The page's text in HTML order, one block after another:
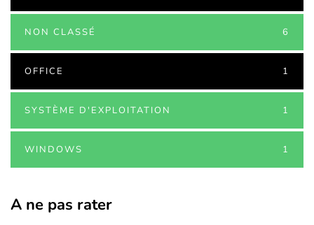
NON CLASSÉ 6
OFFICE 1
SYSTÈME D'EXPLOITATION 1
WINDOWS 1
A ne pas rater